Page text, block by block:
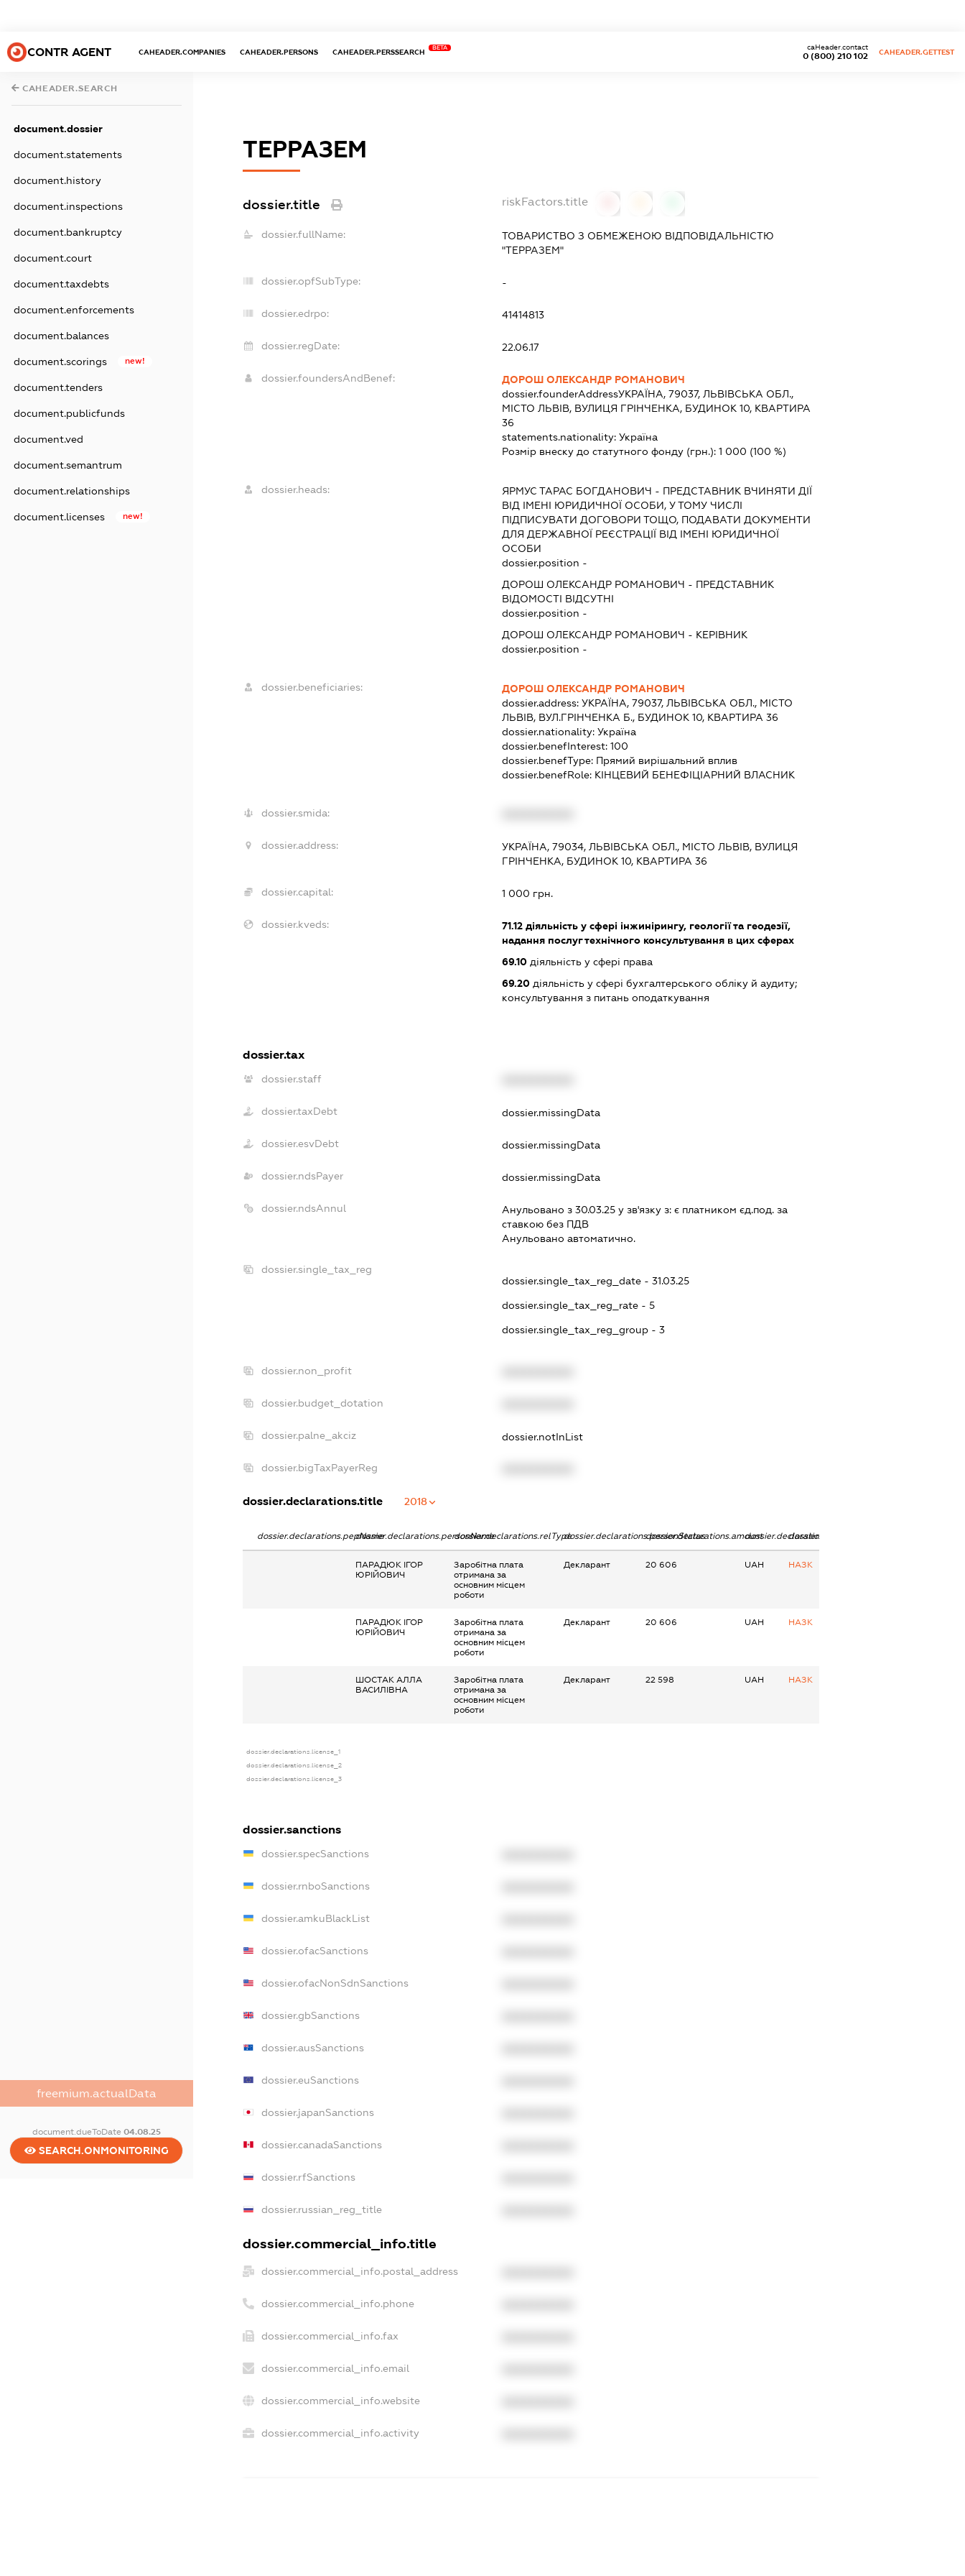
CONTR AGENT CAHEADER.COMPANIES CAHEADER.PERSONS CAHEADER.PERSSEARCH
BETA
0 (800) 210 102
caHeader.contact
CAHEADER.GETTEST
CAHEADER.SEARCH
document.dossier
document.statements
document.history
document.inspections
document.bankruptcy
document.court
document.taxdebts
document.enforcements
document.balances
document.scorings new!
document.tenders
document.publicfunds
document.ved
document.semantrum
document.relationships
document.licenses new!
freemium.actualData
document.dueToDate 04.08.25
SEARCH.ONMONITORING
ТЕРРАЗЕМ
dossier.title riskFactors.title
dossier.fullName:
ТОВАРИСТВО З ОБМЕЖЕНОЮ ВІДПОВІДАЛЬНІСТЮ
"ТЕРРАЗЕМ"
dossier.opfSubType: -
dossier.edrpo: 41414813
dossier.regDate: 22.06.17
dossier.foundersAndBenef:
ДОРОШ ОЛЕКСАНДР РОМАНОВИЧ
dossier.founderAddressУКРАЇНА, 79037, ЛЬВІВСЬКА ОБЛ.,
МІСТО ЛЬВІВ, ВУЛИЦЯ ГРІНЧЕНКА, БУДИНОК 10, КВАРТИРА
36
statements.nationality:Україна
Розмір внеску до статутного фонду (грн.):1 000 (100 %)
dossier.heads: ЯРМУС ТАРАС БОГДАНОВИЧ - ПРЕДСТАВНИК ВЧИНЯТИ ДІЇ
ВІД ІМЕНІ ЮРИДИЧНОЇ ОСОБИ, У ТОМУ ЧИСЛІ
ПІДПИСУВАТИ ДОГОВОРИ ТОЩО, ПОДАВАТИ ДОКУМЕНТИ
ДЛЯ ДЕРЖАВНОЇ РЕЄСТРАЦІЇ ВІД ІМЕНІ ЮРИДИЧНОЇ
ОСОБИ
dossier.position -
ДОРОШ ОЛЕКСАНДР РОМАНОВИЧ - ПРЕДСТАВНИК
ВІДОМОСТІ ВІДСУТНІ
dossier.position -
ДОРОШ ОЛЕКСАНДР РОМАНОВИЧ - КЕРІВНИК
dossier.position -
dossier.beneficiaries:
ДОРОШ ОЛЕКСАНДР РОМАНОВИЧ
dossier.address:УКРАЇНА, 79037, ЛЬВІВСЬКА ОБЛ., МІСТО
ЛЬВІВ, ВУЛ.ГРІНЧЕНКА Б., БУДИНОК 10, КВАРТИРА 36
dossier.nationality:Україна
dossier.benefInterest:100
dossier.benefType: Прямий вирішальний вплив
dossier.benefRole: КІНЦЕВИЙ БЕНЕФІЦІАРНИЙ ВЛАСНИК
dossier.smida:
dossier.address:
УКРАЇНА, 79034, ЛЬВІВСЬКА ОБЛ., МІСТО ЛЬВІВ, ВУЛИЦЯ
ГРІНЧЕНКА, БУДИНОК 10, КВАРТИРА 36
dossier.capital: 1 000 грн.
dossier.kveds: 71.12 діяльність у сфері інжинірингу, геології та геодезії,
надання послуг технічного консультування в цих сферах
69.10 діяльність у сфері права
69.20 діяльність у сфері бухгалтерського обліку й аудиту;
консультування з питань оподаткування
dossier.tax
dossier.staff
dossier.taxDebt dossier.missingData
dossier.esvDebt dossier.missingData
dossier.ndsPayer dossier.missingData
dossier.ndsAnnul Анульовано з 30.03.25 у зв'язку з:є платником єд.под. за
ставкою без ПДВ
Анульовано автоматично.
dossier.single_tax_reg
dossier.single_tax_reg_date - 31.03.25
dossier.single_tax_reg_rate - 5
dossier.single_tax_reg_group - 3
dossier.non_profit
dossier.budget_dotation
dossier.palne_akciz dossier.notInList
dossier.bigTaxPayerReg
dossier.declarations.title 2018
dossier.declarations.pepNamedossier.declarations.personNamedossier.declarations.relTypedossier.declarations.personStatusdossier.declarations.amountdossier.declarations.currency
dossier.declarations.source
ПАРАДЮК ІГОР
ЮРІЙОВИЧ
Заробітна плата
отримана за
основним місцем
роботи
Декларант 20 606 UAH НАЗК
ПАРАДЮК ІГОР
ЮРІЙОВИЧ
Заробітна плата
отримана за
основним місцем
роботи
Декларант 20 606 UAH НАЗК
ШОСТАК АЛЛА
ВАСИЛІВНА
Заробітна плата
отримана за
основним місцем
роботи
Декларант 22 598 UAH НАЗК
dossier.declarations.license_1
dossier.declarations.license_2
dossier.declarations.license_3
dossier.sanctions
dossier.specSanctions
dossier.rnboSanctions
dossier.amkuBlackList
dossier.ofacSanctions
dossier.ofacNonSdnSanctions
dossier.gbSanctions
dossier.ausSanctions
dossier.euSanctions
dossier.japanSanctions
dossier.canadaSanctions
dossier.rfSanctions
dossier.russian_reg_title
dossier.commercial_info.title
dossier.commercial_info.postal_address
dossier.commercial_info.phone
dossier.commercial_info.fax
dossier.commercial_info.email
dossier.commercial_info.website
dossier.commercial_info.activity